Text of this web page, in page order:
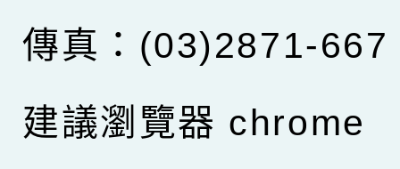
傳真：(03)2871-667
建議瀏覽器 chrome